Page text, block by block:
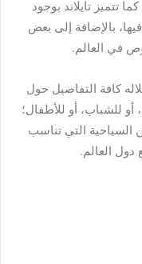
تتميز تايلاند بوجود
بالإضافة إلى بعض
في العالم.
كافة التفاصيل حول
أو للشباب، أو للأطفال؛
السياحية التي تناسب
دول العالم.